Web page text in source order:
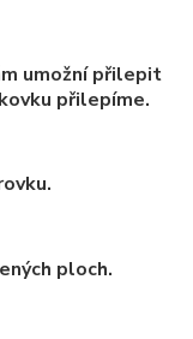
umožní přilepit
přilepíme.
ploch.